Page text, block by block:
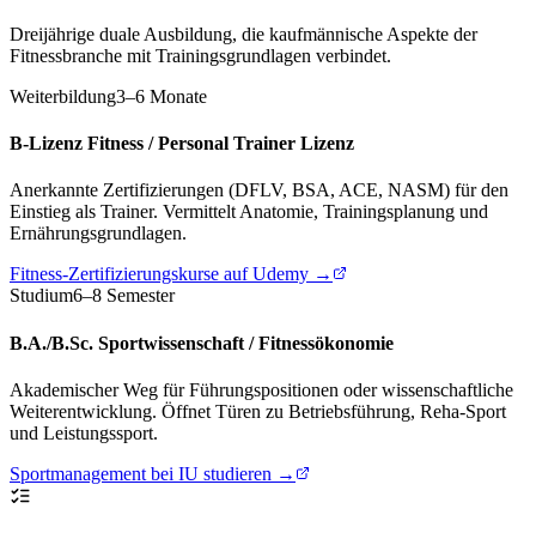
Dreijährige duale Ausbildung, die kaufmännische Aspekte der
Fitnessbranche mit Trainingsgrundlagen verbindet.
Weiterbildung3–6 Monate
B-Lizenz Fitness / Personal Trainer Lizenz
Anerkannte Zertifizierungen (DFLV, BSA, ACE, NASM) für den
Einstieg als Trainer. Vermittelt Anatomie, Trainingsplanung und
Ernährungsgrundlagen.
Fitness-Zertifizierungskurse auf Udemy →
Studium6–8 Semester
B.A./B.Sc. Sportwissenschaft / Fitnessökonomie
Akademischer Weg für Führungspositionen oder wissenschaftliche
Weiterentwicklung. Öffnet Türen zu Betriebsführung, Reha-Sport
und Leistungssport.
Sportmanagement bei IU studieren →